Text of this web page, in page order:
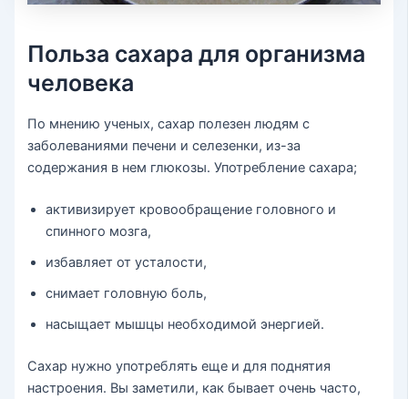
Польза сахара для организма
человека
По мнению ученых, сахар полезен людям с
заболеваниями печени и селезенки, из-за
содержания в нем глюкозы. Употребление сахара;
активизирует кровообращение головного и
спинного мозга,
избавляет от усталости,
снимает головную боль,
насыщает мышцы необходимой энергией.
Сахар нужно употреблять еще и для поднятия
настроения. Вы заметили, как бывает очень часто,